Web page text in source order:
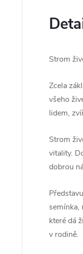
Strom
Zcela
všeho
lidem,
Strom
vitality.
dobrou
semínka,
které dá
v rodině.